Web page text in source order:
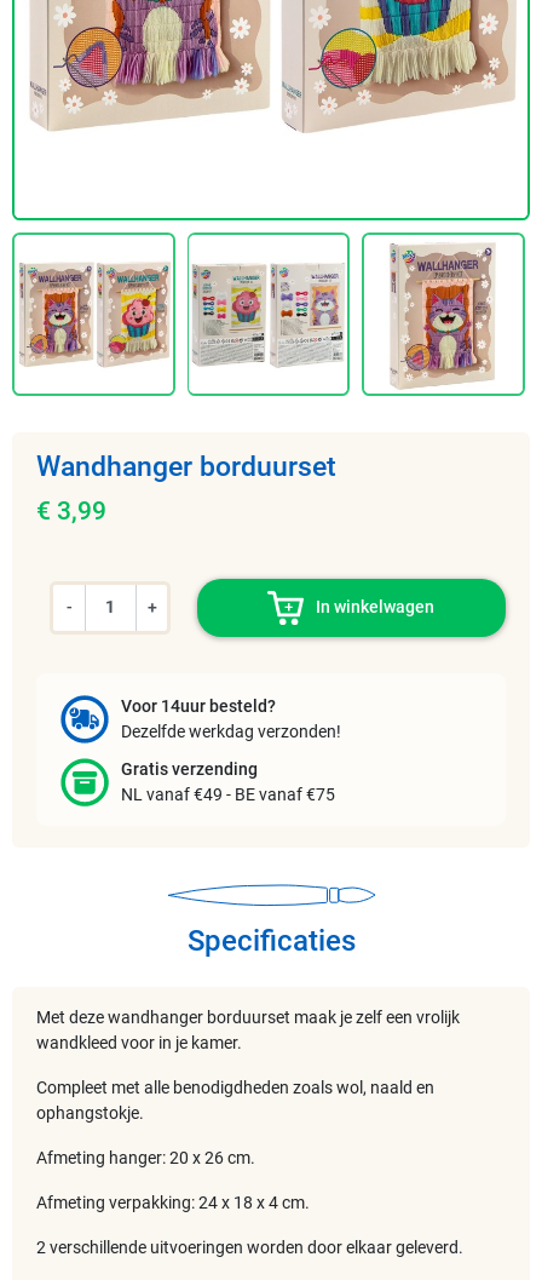
Wandhanger borduurset
€ 3,99
- + In winkelwagen
Voor 14uur besteld?
Dezelfde werkdag verzonden!
Gratis verzending
NL vanaf €49 - BE vanaf €75
Specificaties
Met deze wandhanger borduurset maak je zelf een vrolijk
wandkleed voor in je kamer.
Compleet met alle benodigdheden zoals wol, naald en
ophangstokje.
Afmeting hanger: 20 x 26 cm.
Afmeting verpakking: 24 x 18 x 4 cm.
2 verschillende uitvoeringen worden door elkaar geleverd.